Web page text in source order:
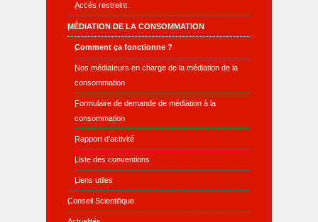
Accés restreint
MÉDIATION DE LA CONSOMMATION
Comment ça fonctionne ?
Nos médiateurs en charge de la médiation de la
consommation
Formulaire de demande de médiation à la
consommation
Rapport d’activité
Liste des conventions
Liens utiles
Conseil Scientifique